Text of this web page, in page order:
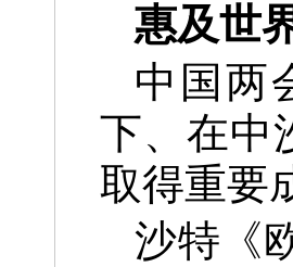
惠及世
中国两
下、在中
取得重要
沙特《